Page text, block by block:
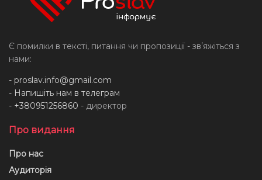
Є помилки в тексті, питання чи пропозиції - звʼяжіться з
нами:
- proslav.info@gmail.com
- Напишіть нам в телеграм
- +380951256860 - директор
Про видання
Про нас
Аудиторія